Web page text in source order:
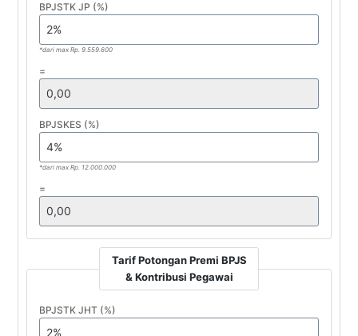
BPJSTK JP (%)
*dari max Rp. 9.559.600
=
BPJSKES (%)
*dari max Rp. 12.000.000
=
Tarif Potongan Premi BPJS
& Kontribusi Pegawai
BPJSTK JHT (%)